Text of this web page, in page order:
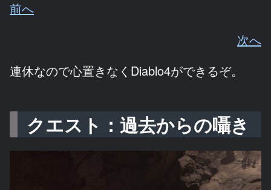
前へ
次へ
連休なので心置きなくDiablo4ができるぞ。
クエスト：過去からの囁き